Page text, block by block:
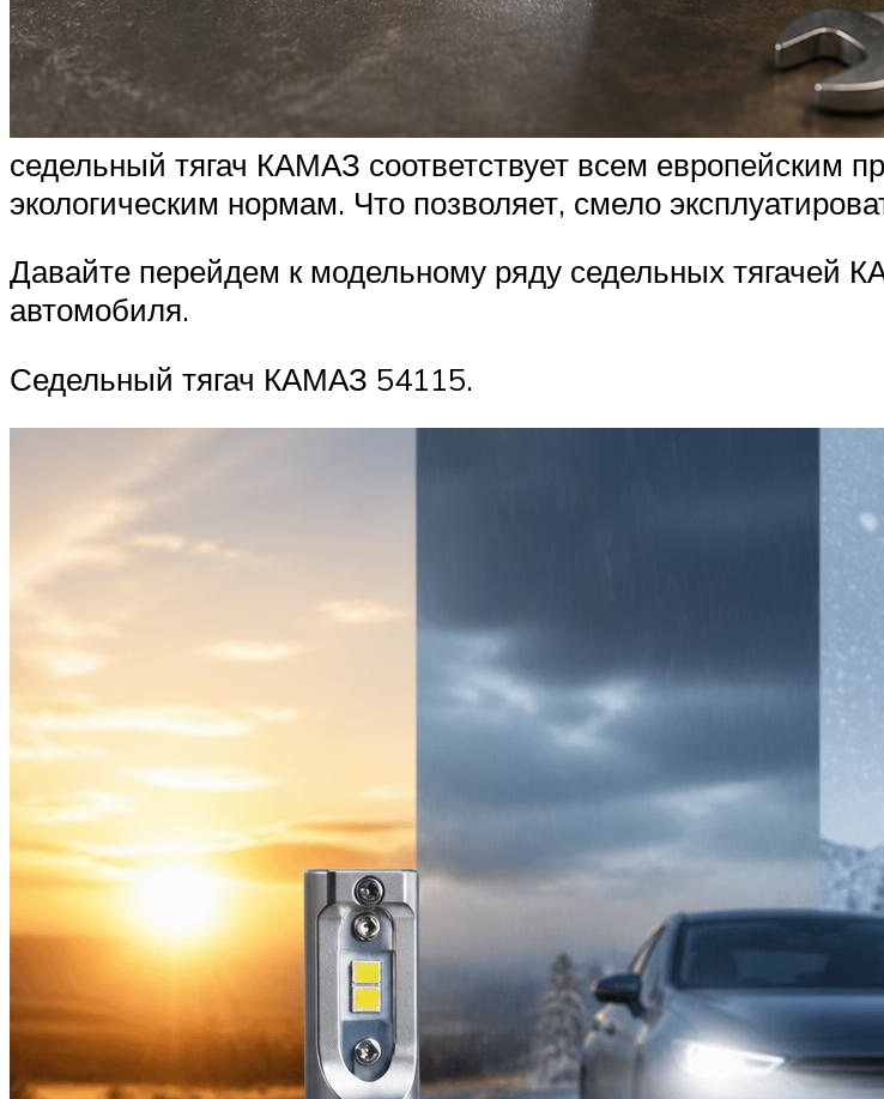
седельный тягач КАМАЗ соответствует всем европейским
экологическим нормам. Что позволяет, смело
Давайте перейдем к модельному ряду седельных тягачей
автомобиля.
Седельный тягач КАМАЗ 54115.